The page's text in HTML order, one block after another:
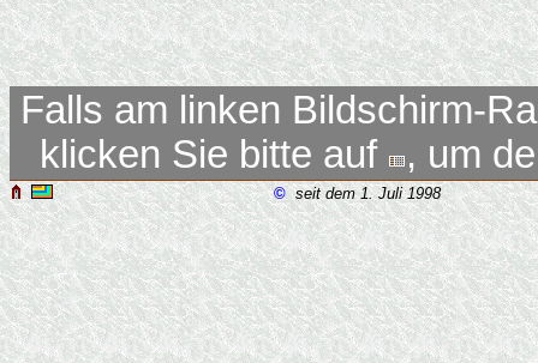
Falls am linken Bildschirm-
klicken Sie bitte auf
, um
© seit dem 1. Juli 1998